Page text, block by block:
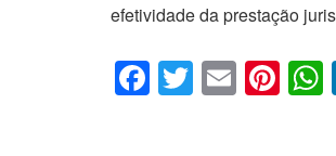
efetividade da prestação
F
a
T
wi
E
m
Pi
nt